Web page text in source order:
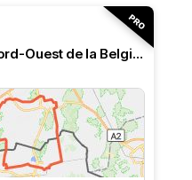
Roadbook au Nord-Ouest de la Belgique, boucle à Lommel